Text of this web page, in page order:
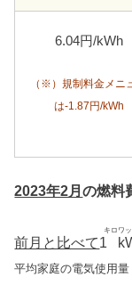
6.04円/kWh
（※）規制料金メニ
は-1.87円/kWh
2023年2月の燃料
前月と比べて1
キロワ
平均家庭の電気使用